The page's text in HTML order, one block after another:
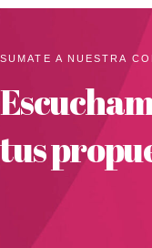
SUMATE A NUESTRA
tus